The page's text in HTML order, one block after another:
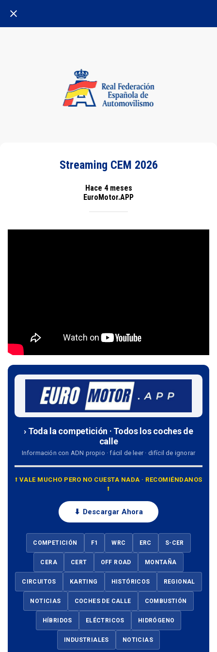
Streaming CEM 2026
Hace 4 meses
EuroMotor.APP
› Toda la competición · Todos los coches de
calle
Información con ADN propio · fácil de leer · difícil de ignorar
⭡ VALE MUCHO PERO NO CUESTA NADA · RECOMIÉNDANOS
⭡
⬇ Descargar Ahora
COMPETICIÓN F1 WRC ERC S-CER
CERA CERT OFF ROAD MONTAÑA
CIRCUITOS KARTING HISTÓRICOS REGIONAL
NOTICIAS COCHES DE CALLE COMBUSTIÓN
HÍBRIDOS ELÉCTRICOS HIDRÓGENO
INDUSTRIALES NOTICIAS